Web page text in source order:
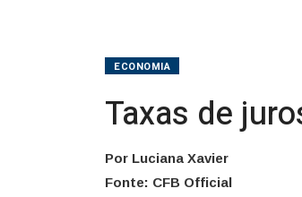
ECONOMIA
Taxas de
Por Luciana Xavier
Fonte: CFB Official